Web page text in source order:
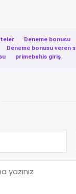
· Deneme bonusu ·
· Deneme bonusu veren
· primebahis giriş